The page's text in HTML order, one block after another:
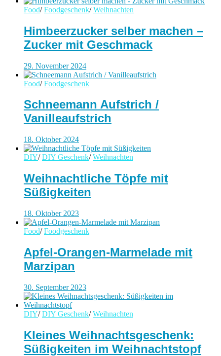
Food/ Foodgeschenk/ Weihnachten
Himbeerzucker selber machen –
Zucker mit Geschmack
29. November 2024
Food/ Foodgeschenk
Schneemann Aufstrich /
Vanilleaufstrich
18. Oktober 2024
DIY/ DIY Geschenk/ Weihnachten
Weihnachtliche Töpfe mit
Süßigkeiten
18. Oktober 2023
Food/ Foodgeschenk
Apfel-Orangen-Marmelade mit
Marzipan
30. September 2023
DIY/ DIY Geschenk/ Weihnachten
Kleines Weihnachtsgeschenk:
Süßigkeiten im Weihnachtstopf